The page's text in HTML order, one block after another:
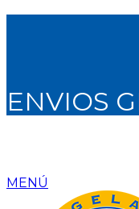
ENVIOS
MENÚ